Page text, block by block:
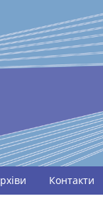
Контакти